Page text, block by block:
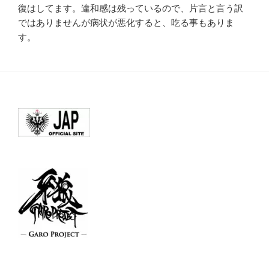
復はしてます。違和感は残っているので、片言と言う訳
ではありませんが病状が悪化すると、吃る事もありま
す。